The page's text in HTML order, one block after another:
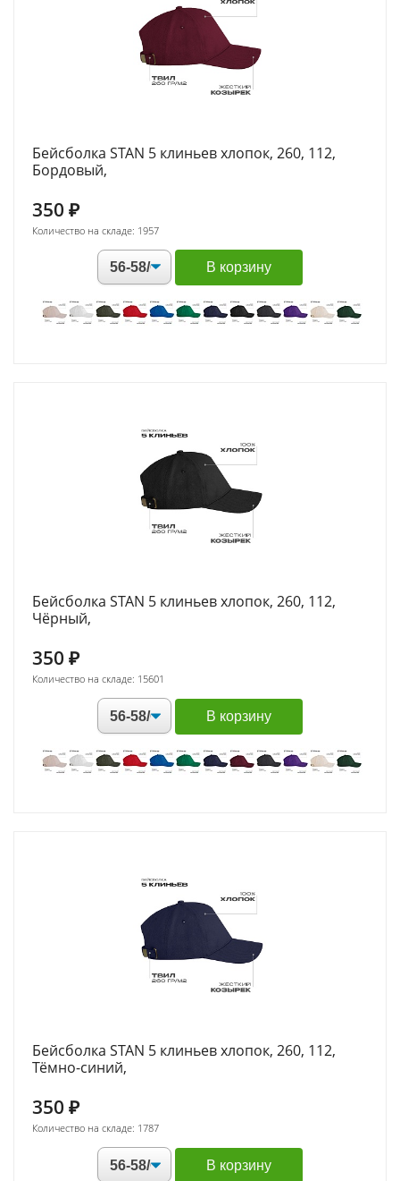
Бейсболка STAN 5 клиньев хлопок, 260, 112,
Бордовый,
350 ₽
Количество на складе: 1957
В корзину
Бейсболка STAN 5 клиньев хлопок, 260, 112,
Чёрный,
350 ₽
Количество на складе: 15601
В корзину
Бейсболка STAN 5 клиньев хлопок, 260, 112,
Тёмно-синий,
350 ₽
Количество на складе: 1787
В корзину